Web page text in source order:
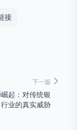
接
下一篇
起：对传统银
行业的真实威胁